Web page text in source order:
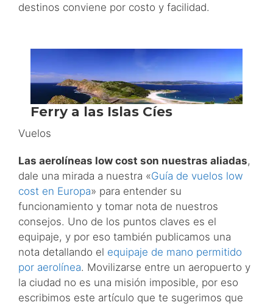
destinos conviene por costo y facilidad.
Vuelos
Las aerolíneas low cost son nuestras aliadas,
dale una mirada a nuestra «Guía de vuelos low
cost en Europa» para entender su
funcionamiento y tomar nota de nuestros
consejos. Uno de los puntos claves es el
equipaje, y por eso también publicamos una
nota detallando el equipaje de mano permitido
por aerolínea. Movilizarse entre un aeropuerto y
la ciudad no es una misión imposible, por eso
escribimos este artículo que te sugerimos que